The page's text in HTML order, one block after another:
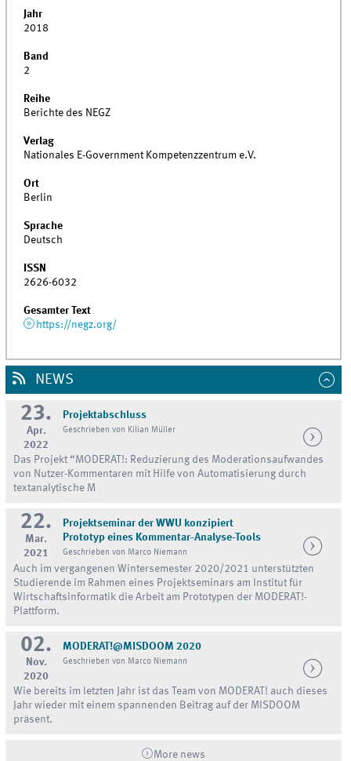
Jahr
2018
Band
2
Reihe
Berichte des NEGZ
Verlag
Nationales E-Government Kompetenzzentrum e.V.
Ort
Berlin
Sprache
Deutsch
ISSN
2626-6032
Gesamter Text
https://negz.org/
NEWS
23.
Apr.
2022
Projektabschluss
Geschrieben von Kilian Müller
Das Projekt “MODERAT!: Reduzierung des Moderationsaufwandes
von Nutzer-Kommentaren mit Hilfe von Automatisierung durch
textanalytische M
22.
Mar.
2021
Projektseminar der WWU konzipiert
Prototyp eines Kommentar-Analyse-Tools
Geschrieben von Marco Niemann
Auch im vergangenen Wintersemester 2020/2021 unterstützten
Studierende im Rahmen eines Projektseminars am Institut für
Wirtschaftsinformatik die Arbeit am Prototypen der MODERAT!-
Plattform.
02.
Nov.
2020
MODERAT!@MISDOOM 2020
Geschrieben von Marco Niemann
Wie bereits im letzten Jahr ist das Team von MODERAT! auch dieses
Jahr wieder mit einem spannenden Beitrag auf der MISDOOM
präsent.
More news